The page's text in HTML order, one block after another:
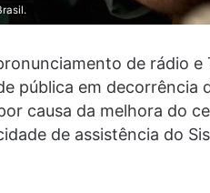
de rádio e
pública em decorrência
causa da melhora do
de assistência do